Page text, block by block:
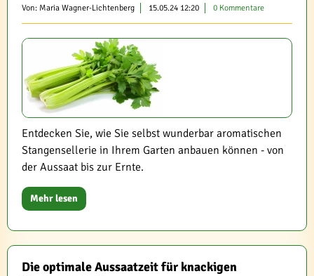
Von: Maria Wagner-Lichtenberg 15.05.24 12:20 0 Kommentare
Entdecken Sie, wie Sie selbst wunderbar aromatischen
Stangensellerie in Ihrem Garten anbauen können - von
der Aussaat bis zur Ernte.
Mehr lesen
Die optimale Aussaatzeit für knackigen